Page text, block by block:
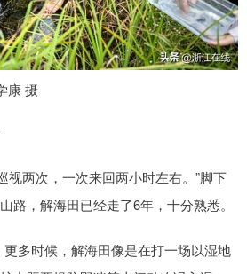
康 摄
两次，一次来回两小时左右。”脚下
路，解海田已经走了6年，十分熟悉。
多时候，解海田像是在打一场以湿地